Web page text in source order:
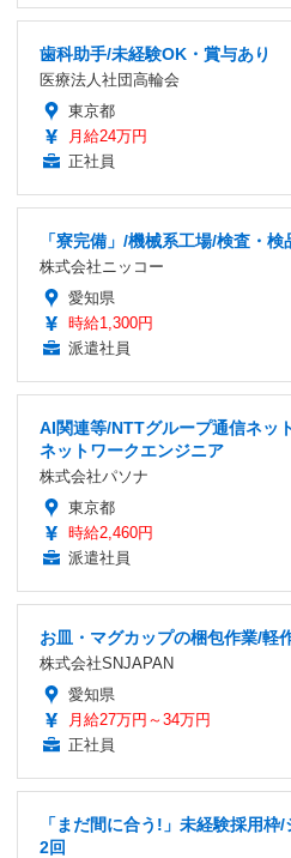
歯科助手/未経験OK・賞与あり
医療法人社団高輪会
東京都
月給24万円
正社員
「寮完備」/機械系工場/検査・
株式会社ニッコー
愛知県
時給1,300円
派遣社員
AI関連等/NTTグループ通信ネッ
ネットワークエンジニア
株式会社パソナ
東京都
時給2,460円
派遣社員
お皿・マグカップの梱包作業/軽
株式会社SNJAPAN
愛知県
月給27万円～34万円
正社員
「まだ間に合う!」未経験採用
2回